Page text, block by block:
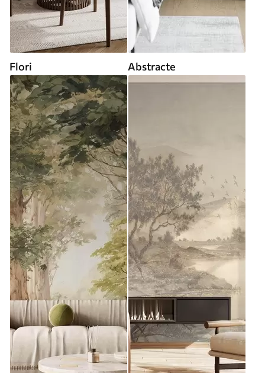
Flori Abstracte